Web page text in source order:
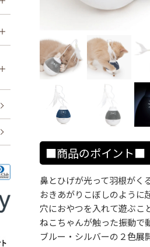
■商品のポイント■
鼻とひげが光って羽根がく
おきあがりこぼしのように
穴におやつを入れて遊ぶこ
ねこちゃんが触った振動で
ブルー・シルバーの２色展